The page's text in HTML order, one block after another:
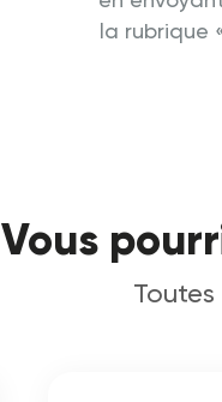
la rubrique
Vous